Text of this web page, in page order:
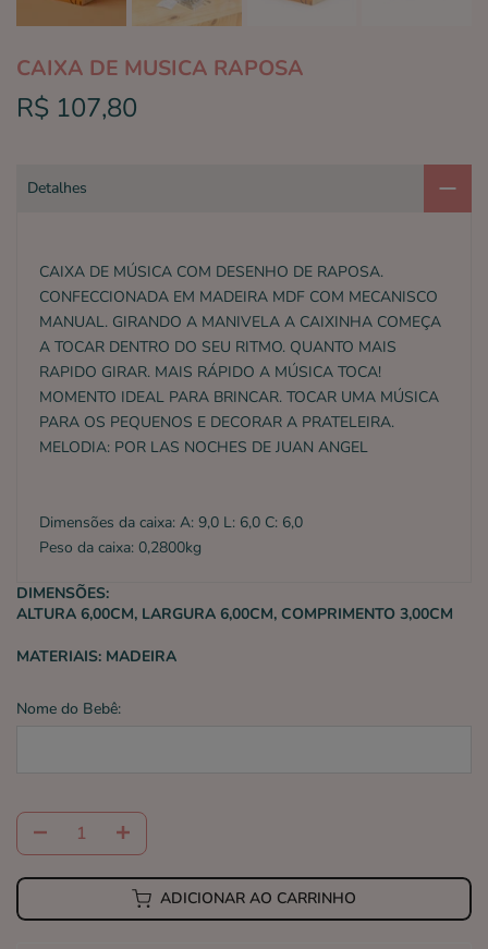
CAIXA DE MUSICA RAPOSA
R$ 107,80
Detalhes
CAIXA DE MÚSICA COM DESENHO DE RAPOSA.
CONFECCIONADA EM MADEIRA MDF COM MECANISCO
MANUAL. GIRANDO A MANIVELA A CAIXINHA COMEÇA
A TOCAR DENTRO DO SEU RITMO. QUANTO MAIS
RAPIDO GIRAR. MAIS RÁPIDO A MÚSICA TOCA!
MOMENTO IDEAL PARA BRINCAR. TOCAR UMA MÚSICA
PARA OS PEQUENOS E DECORAR A PRATELEIRA.
MELODIA: POR LAS NOCHES DE JUAN ANGEL
Dimensões da caixa: A: 9,0 L: 6,0 C: 6,0
Peso da caixa: 0,2800kg
DIMENSÕES:
ALTURA 6,00CM, LARGURA 6,00CM, COMPRIMENTO 3,00CM
MATERIAIS: MADEIRA
Nome do Bebê:
ADICIONAR AO CARRINHO